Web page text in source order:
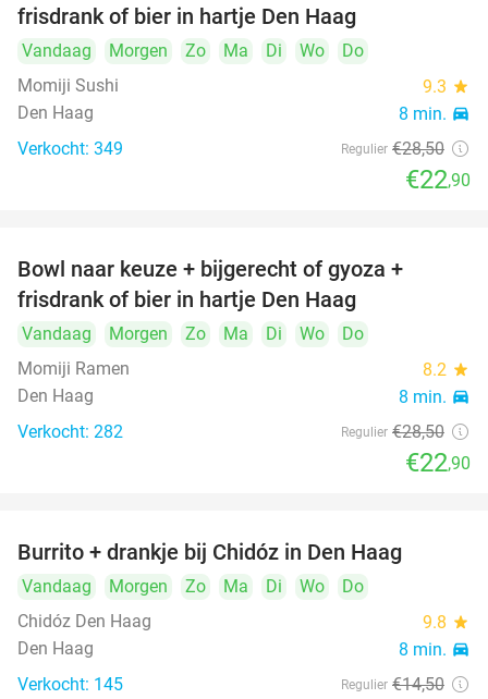
frisdrank of bier in hartje Den Haag
Vandaag Morgen Zo Ma Di Wo
Do
Momiji Sushi
9.3 star
Den Haag 8 min. directions_car
Verkocht: 349 Regulier €28,50
€22,90
Bowl naar keuze + bijgerecht of gyoza +
frisdrank of bier in hartje Den Haag
Vandaag Morgen Zo Ma Di Wo
Do
Momiji Ramen
8.2 star
Den Haag 8 min. directions_car
Verkocht: 282 Regulier €28,50
€22,90
Burrito + drankje bij Chidóz in Den Haag
Vandaag Morgen Zo Ma Di Wo
Do
Chidóz Den Haag
9.8 star
Den Haag 8 min. directions_car
Verkocht: 145 Regulier €14,50